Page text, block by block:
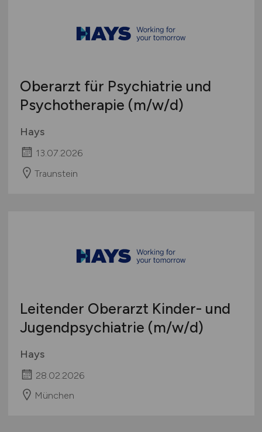
Oberarzt für Psychiatrie und
Psychotherapie (m/w/d)
Hays
13.07.2026
Traunstein
Leitender Oberarzt Kinder- und
Jugendpsychiatrie (m/w/d)
Hays
28.02.2026
München